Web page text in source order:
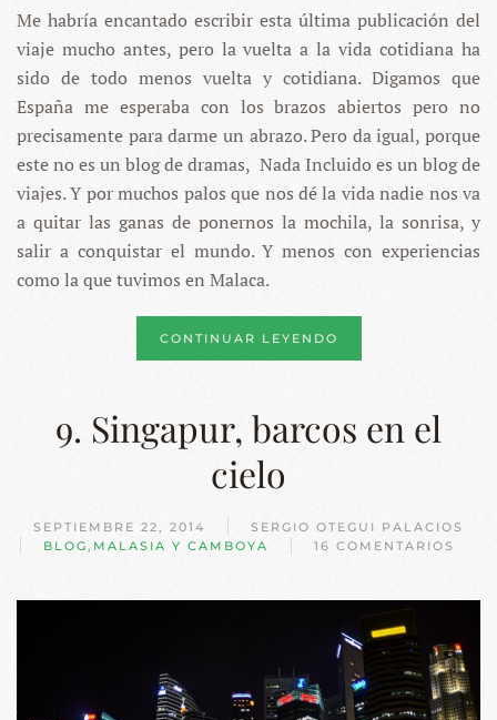
Me habría encantado escribir esta última publicación del
viaje mucho antes, pero la vuelta a la vida cotidiana ha
sido de todo menos vuelta y cotidiana. Digamos que
España me esperaba con los brazos abiertos pero no
precisamente para darme un abrazo. Pero da igual, porque
este no es un blog de dramas, Nada Incluido es un blog de
viajes. Y por muchos palos que nos dé la vida nadie nos va
a quitar las ganas de ponernos la mochila, la sonrisa, y
salir a conquistar el mundo. Y menos con experiencias
como la que tuvimos en Malaca.
CONTINUAR LEYENDO
9. Singapur, barcos en el
cielo
SEPTIEMBRE 22, 2014
SERGIO OTEGUI PALACIOS
BLOG , MALASIA Y CAMBOYA 16 COMENTARIOS
EN
CIELO